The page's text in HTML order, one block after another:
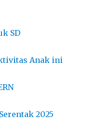
SD
Anak ini
2025